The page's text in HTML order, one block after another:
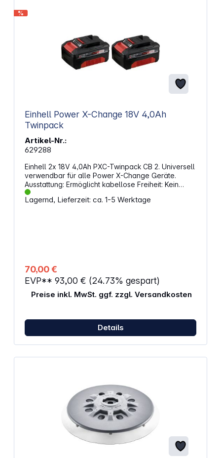
%
Einhell Power X-Change 18V 4,0Ah
Twinpack
Artikel-Nr.:
629288
Einhell 2x 18V 4,0Ah PXC-Twinpack CB 2. Universell
verwendbar für alle Power X-Change Geräte.
Ausstattung: Ermöglicht kabellose Freiheit: Kein
Kabelsalat und freies Arbeiten Dank hochwertiger
Li-Ion Zellen kein Memoryeffekt, geringe
TWIN-PACK Einsatz bei 36V-Anwendungen
Lagernd, Lieferzeit: ca. 1-5 Werktage
70,00 €
EVP** 93,00 € (24.73% gespart)
Preise inkl. MwSt. ggf. zzgl. Versandkosten
Details